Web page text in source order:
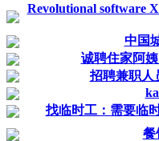
Revolutional software
中国
诚聘住家阿
招聘兼职人
找临时工：需要临
餐